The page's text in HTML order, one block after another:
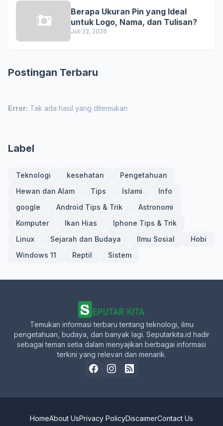
Berapa Ukuran Pin yang Ideal
untuk Logo, Nama, dan Tulisan?
Juli 22, 2026
Postingan Terbaru
Error: Tak ada hasil yang ditemukan
Label
Teknologi kesehatan
Pengetahuan
Hewan dan Alam
Tips Islami
Info
google
Android Tips & Trik
Astronomi
Komputer
Ikan Hias
Iphone Tips & Trik
Linux
Sejarah dan Budaya Ilmu Sosial
Hobi
Windows 11
Reptil Sistem
Temukan informasi terbaru tentang teknologi, ilmu
pengetahuan, budaya, dan banyak lagi. Seputarkita.id hadir
sebagai teman setia dalam menyajikan berbagai informasi
terkini yang relevan dan menarik.
HomeAbout UsPrivacy PolicyDiscaimerContact Us